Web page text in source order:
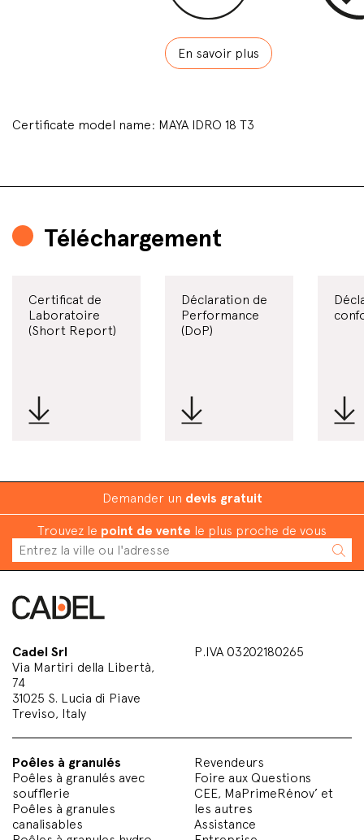
En savoir plus
Certificate model name: MAYA IDRO 18 T3
Téléchargement
Certificat de
Laboratoire
(Short Report)
Déclaration de
Performance
(DoP)
Demander un devis gratuit
Trouvez le point de vente le plus proche de vous
Cadel Srl
Via Martiri della Libertà,
74
31025 S. Lucia di Piave
Treviso, Italy
P.IVA 03202180265
Poêles à granulés
Poêles à granulés avec
soufflerie
Poêles à granules
canalisables
Revendeurs
Foire aux Questions
CEE, MaPrimeRénov’ et
les autres
Assistance